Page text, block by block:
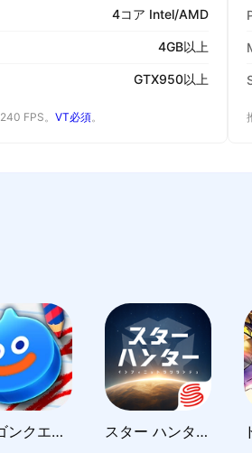
4コア Intel/AMD
4GB以上
GTX950以上
FPS。 VT必須。
ドラゴンクエストけしケシ！ スター ハンター - インフィニット ラグランジュ